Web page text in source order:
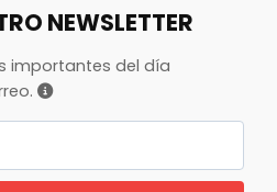
NEWSLETTER
importantes del día